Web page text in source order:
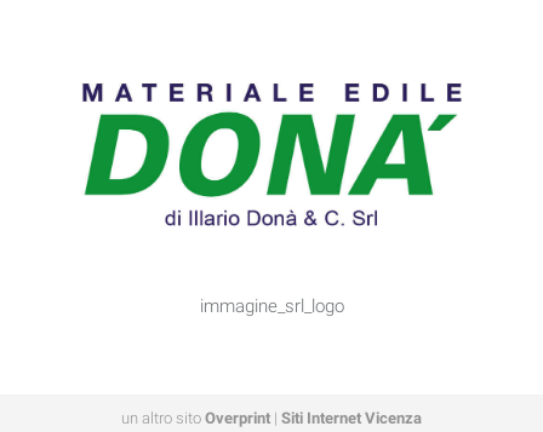
immagine_srl_logo
un altro sito Overprint | Siti Internet Vicenza